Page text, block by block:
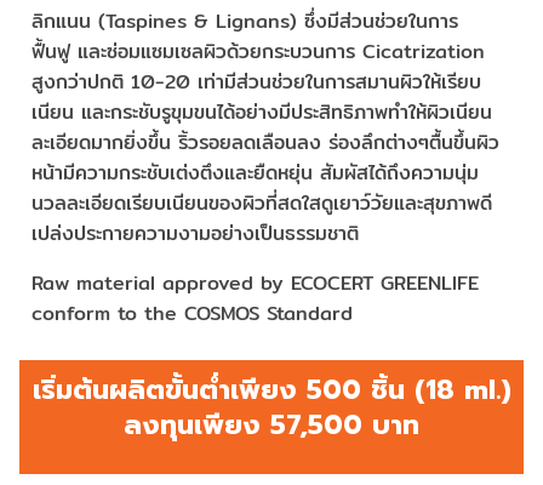
ลิกแนน (Taspines & Lignans) ซึ่งมีส่วนช่วยในการ
ฟื้นฟู และซ่อมแซมเซลผิวด้วยกระบวนการ Cicatrization
สูงกว่าปกติ 10-20 เท่ามีส่วนช่วยในการสมานผิวให้เรียบ
เนียน และกระชับรูขุมขนได้อย่างมีประสิทธิภาพทำให้ผิวเนียน
ละเอียดมากยิ่งขึ้น ริ้วรอยลดเลือนลง ร่องลึกต่างๆตื้นขึ้นผิว
หน้ามีความกระชับเต่งตึงและยืดหยุ่น สัมผัสได้ถึงความนุ่ม
นวลละเอียดเรียบเนียนของผิวที่สดใสดูเยาว์วัยและสุขภาพดี
เปล่งประกายความงามอย่างเป็นธรรมชาติ
Raw material approved by ECOCERT GREENLIFE
conform to the COSMOS Standard
เริ่มต้นผลิตขั้นต่ำเพียง 500 ชิ้น (18 ml.)
ลงทุนเพียง 57,500 บาท